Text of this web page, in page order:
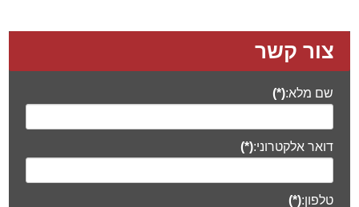
צור קשר
שם מלא:(*)
דואר אלקטרוני:(*)
טלפון:(*)